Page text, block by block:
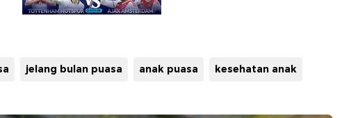
jelang bulan puasa anak puasa kesehatan anak